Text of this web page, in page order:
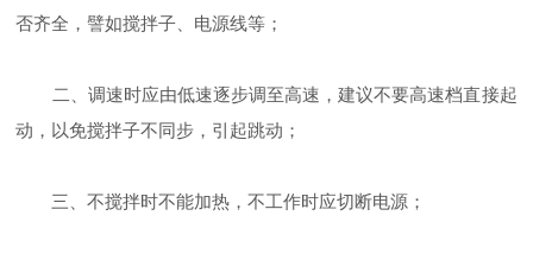
否齐全，譬如搅拌子、电源线等；
二、调速时应由低速逐步调至高速，建议不要高速档直接起
动，以免搅拌子不同步，引起跳动；
三、不搅拌时不能加热，不工作时应切断电源；